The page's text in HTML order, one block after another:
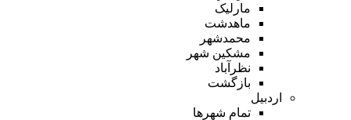
مارلیک
ماهدشت
محمدشهر
مشکین شهر
نظرآباد
بازگشت
اردبیل
تمام شهر‌ها